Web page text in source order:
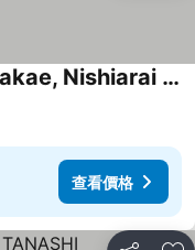
Daimaru Buil Guest House Sakae, Nishiarai Nishiguchi Station Front
查看價格